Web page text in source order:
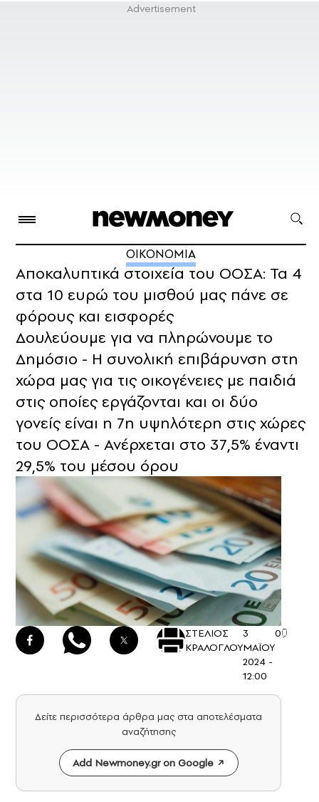
ΟΙΚΟΝΟΜΙΑ
Αποκαλυπτικά στοιχεία του ΟΟΣΑ: Τα 4
στα 10 ευρώ του μισθού μας πάνε σε
φόρους και εισφορές
Δουλεύουμε για να πληρώνουμε το
Δημόσιο - Η συνολική επιβάρυνση στη
χώρα μας για τις οικογένειες με παιδιά
στις οποίες εργάζονται και οι δύο
γονείς είναι η 7η υψηλότερη στις χώρες
του ΟΟΣΑ - Ανέρχεται στο 37,5% έναντι
29,5% του μέσου όρου
ΣΤΕΛΙΟΣ
ΚΡΑΛΟΓΛΟΥ
3
ΜΑΪΟΥ
2024 -
12:00
0
Δείτε περισσότερα άρθρα μας στα αποτελέσματα
αναζήτησης
Add Newmoney.gr on Google